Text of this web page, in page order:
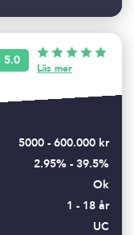
5.0
Läs mer
5000 - 600.000 kr
2.95% - 39.5%
Ok
1 - 18 år
UC